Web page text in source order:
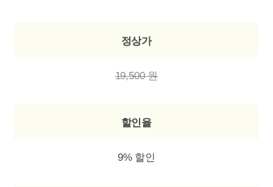
정상가
19,500 원
할인율
9% 할인